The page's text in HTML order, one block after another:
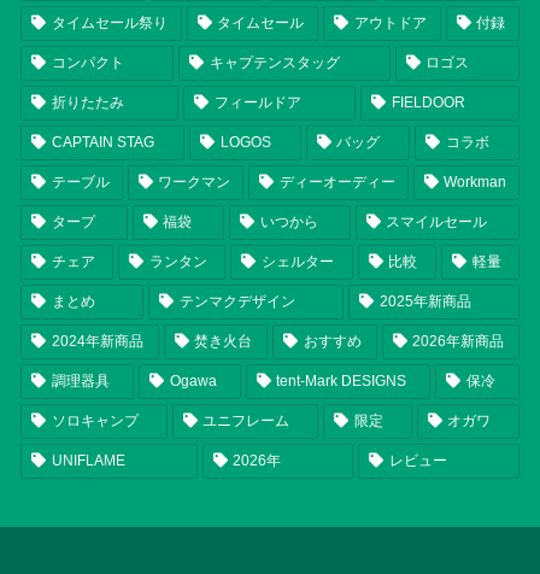
タイムセール祭り タイムセール アウトドア 付録
コンパクト キャプテンスタッグ ロゴス
折りたたみ フィールドア FIELDOOR
CAPTAIN STAG LOGOS バッグ コラボ
テーブル ワークマン ディーオーディー Workman
タープ 福袋 いつから スマイルセール
チェア ランタン シェルター 比較 軽量
まとめ テンマクデザイン 2025年新商品
2024年新商品 焚き火台 おすすめ 2026年新商品
調理器具 Ogawa tent-Mark DESIGNS 保冷
ソロキャンプ ユニフレーム 限定 オガワ
UNIFLAME 2026年 レビュー